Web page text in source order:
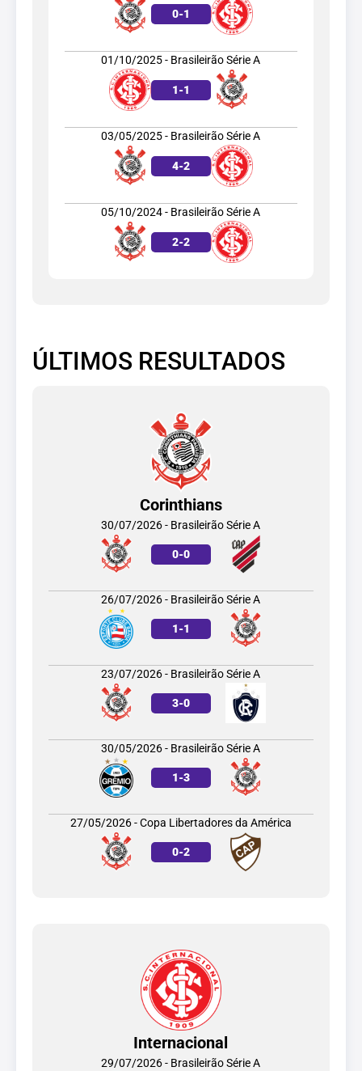
0-1
01/10/2025 - Brasileirão Série A
1-1
03/05/2025 - Brasileirão Série A
4-2
05/10/2024 - Brasileirão Série A
2-2
ÚLTIMOS RESULTADOS
Corinthians
30/07/2026 - Brasileirão Série A
0-0
26/07/2026 - Brasileirão Série A
1-1
23/07/2026 - Brasileirão Série A
3-0
30/05/2026 - Brasileirão Série A
1-3
27/05/2026 - Copa Libertadores da América
0-2
Internacional
29/07/2026 - Brasileirão Série A